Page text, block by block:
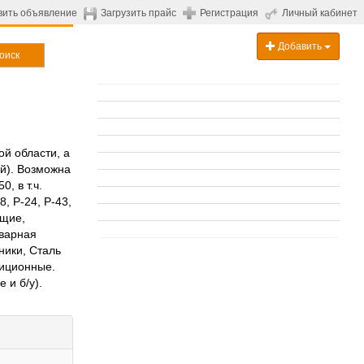
объявление Загрузить прайс Регистрация Личный кабинет
Добавить
области, а
Возможна
в т.ч.
Р-24, Р-43,
Сталь
и б/у).